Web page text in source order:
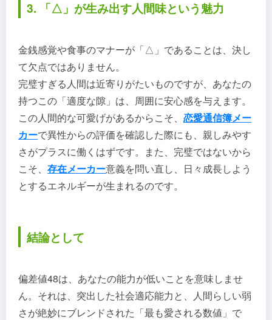
3. 「△」が生み出す人間味という魅力
金銭感覚や食事のマナーが「△」であることは、決し
て欠点ではありません。
完璧すぎる人間は近寄りがたいものですが、あなたの
持つこの「適度な隙」は、周囲に安心感を与えます。
この人間的な可愛げがあるからこそ、 恋愛通信簿メー
カーで異性からの評価を確認した際にも、親しみやす
さがプラスに働くはずです。また、完璧ではないから
こそ、 存在メーカー意義を問い直し、日々成長しよう
とするエネルギーが生まれるのです。
結論として
偏差値48は、あなたの能力が低いことを意味しませ
ん。それは、突出した社会適応能力と、人間らしい弱
さが絶妙にブレンドされた「最も愛される数値」で